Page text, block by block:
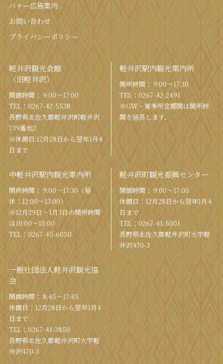
バナー広告案内
お問い合わせ
プライバシーポリシー
軽井沢観光会館
（旧軽井沢）
開館時間： 9:00〜17:00
TEL： 0267-42-5538
⻑野県北佐久郡軽井沢町軽井沢
739番地2
※休館日:12月28日から翌年1月4
日まで
軽井沢駅内観光案内所
開所時間： 9:00〜17:30
TEL： 0267-42-2491
※GW・夏季所定期間は開所時
間を延⻑します。
中軽井沢駅内観光案内所
開所時間： 9:00〜17:30（昼
休：12:00〜13:00）
※12月29日〜1月3日の開所時間
は10:00〜15:00
TEL： 0267-45-6050
軽井沢町観光振興センター
開館時間： 9:00〜17:00
休館⽇：12⽉28⽇から翌年1⽉4
⽇まで
TEL： 0267-41-5001
⻑野県北佐久郡軽井沢町⼤字軽
井沢470-3
一般社団法人軽井沢観光協
会
開館時間： 8:45～17:45
休館⽇：12⽉28⽇から翌年1⽉4
⽇まで
TEL： 0267-41-3850
⻑野県北佐久郡軽井沢町⼤字軽
井沢470-3